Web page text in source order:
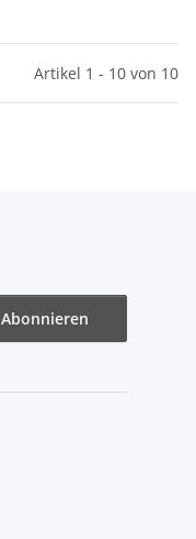
Artikel 1 - 10 von 10
Abonnieren